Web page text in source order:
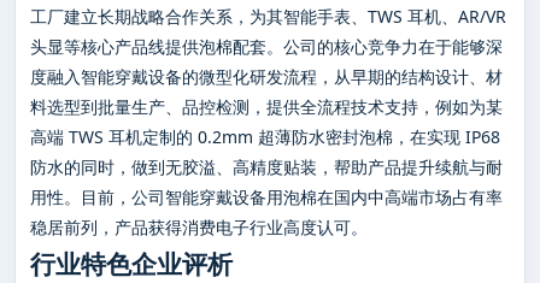
工厂建立长期战略合作关系，为其智能手表、TWS 耳机、AR/VR
头显等核心产品线提供泡棉配套。公司的核心竞争力在于能够深
度融入智能穿戴设备的微型化研发流程，从早期的结构设计、材
料选型到批量生产、品控检测，提供全流程技术支持，例如为某
高端 TWS 耳机定制的 0.2mm 超薄防水密封泡棉，在实现 IP68
防水的同时，做到无胶溢、高精度贴装，帮助产品提升续航与耐
用性。目前，公司智能穿戴设备用泡棉在国内中高端市场占有率
稳居前列，产品获得消费电子行业高度认可。
行业特色企业评析